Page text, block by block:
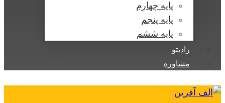
پایه چهارم
پایه پنجم
پایه ششم
رادیتو
مشاوره